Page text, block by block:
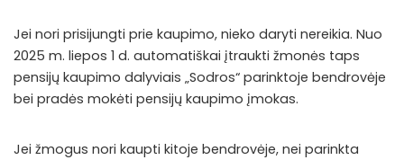
Jei nori prisijungti prie kaupimo, nieko daryti nereikia. Nuo
2025 m. liepos 1 d. automatiškai įtraukti žmonės taps
pensijų kaupimo dalyviais „Sodros“ parinktoje bendrovėje
bei pradės mokėti pensijų kaupimo įmokas.
Jei žmogus nori kaupti kitoje bendrovėje, nei parinkta